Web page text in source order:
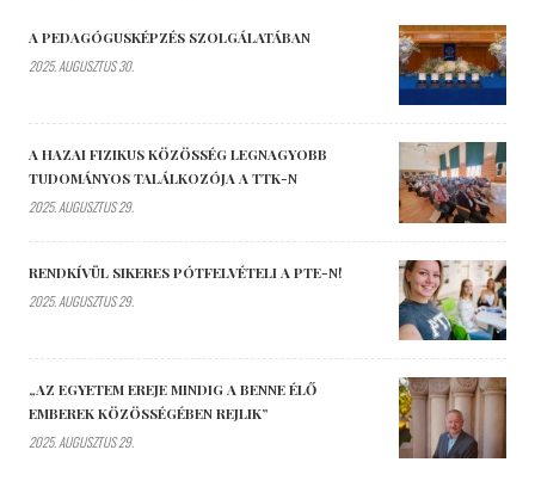
A PEDAGÓGUSKÉPZÉS SZOLGÁLATÁBAN
2025. AUGUSZTUS 30.
A HAZAI FIZIKUS KÖZÖSSÉG LEGNAGYOBB
TUDOMÁNYOS TALÁLKOZÓJA A TTK-N
2025. AUGUSZTUS 29.
RENDKÍVÜL SIKERES PÓTFELVÉTELI A PTE-N!
2025. AUGUSZTUS 29.
„AZ EGYETEM EREJE MINDIG A BENNE ÉLŐ
EMBEREK KÖZÖSSÉGÉBEN REJLIK”
2025. AUGUSZTUS 29.